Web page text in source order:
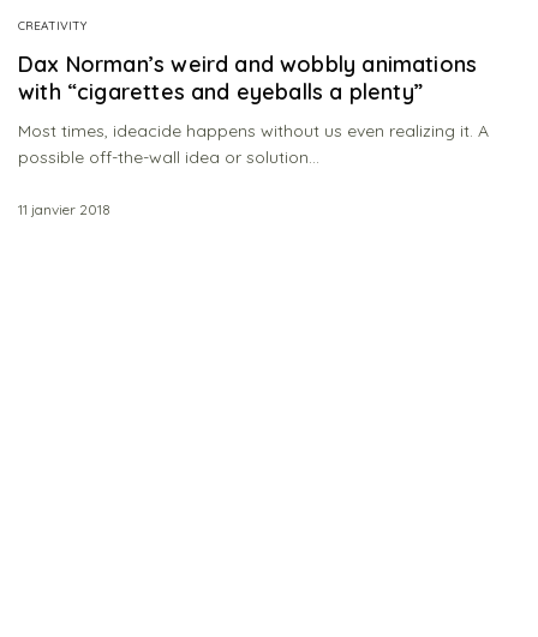
CREATIVITY
Dax Norman’s weird and wobbly animations
with “cigarettes and eyeballs a plenty”
Most times, ideacide happens without us even realizing it. A
possible off-the-wall idea or solution…
11 janvier 2018